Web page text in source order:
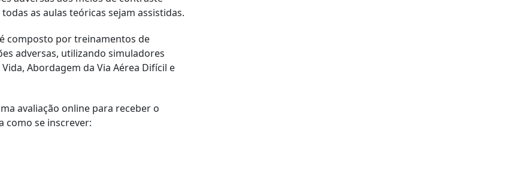
as aulas teóricas sejam assistidas.
composto por treinamentos de
adversas, utilizando simuladores
Abordagem da Via Aérea Difícil e
avaliação online para receber o
como se inscrever: